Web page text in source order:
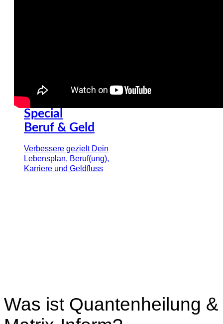
Special
Beruf & Geld
Verbessere gezielt Dein
Lebensplan, Beruf(ung),
Karriere und Geldfluss
Was ist Quantenheilung &